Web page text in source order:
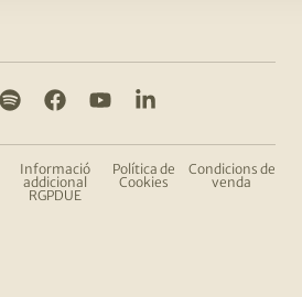
Informació
addicional
RGPDUE
Política de
Cookies
Condicions de
venda